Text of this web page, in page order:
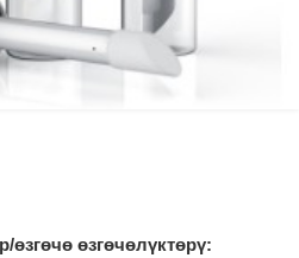
өзгөчө өзгөчөлүктөрү: